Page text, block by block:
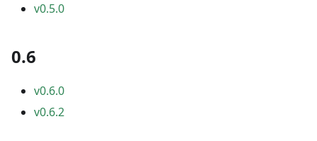
v0.5.0
0.6
v0.6.0
v0.6.2